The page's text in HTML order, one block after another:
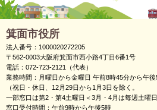
箕面市役所
法人番号：1000020272205
〒562-0003大阪府箕面市西小路4丁目6番1号
電話：072-723-2121（代表）
業務時間：月曜日から金曜日 午前8時45分から午
（祝日・休日、12月29日から1月3日を除く。
一部窓口は第2・第4土曜日＜3月・4月は毎週土曜日
窓口受付時間：午前9時から午後5時